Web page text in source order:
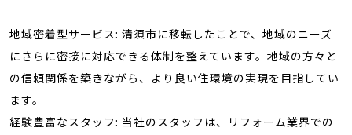
地域密着型サービス: 清須市に移転したことで、地域のニーズ
にさらに密接に対応できる体制を整えています。地域の方々と
の信頼関係を築きながら、より良い住環境の実現を目指してい
ます。
経験豊富なスタッフ: 当社のスタッフは、リフォーム業界での